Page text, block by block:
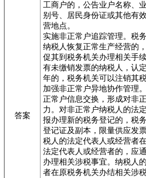
答案
工商户的，公告业户名称、
别号、居民身份证或其他有
营地点。
实施非正常户追踪管理。税
纳税人恢复正常生产经营的
促其到税务机关办理相关手
有未缴销发票的纳税人，认
年的，税务机关可以注销其
加强非正常户异地协作管理
正常户信息交换，形成对非
力。对非正常户纳税人的法
报办理新的税务登记的，税
登记证及副本，限量供应发
税人的法定代表人或经营者
法定代表人或经营者的，应
办理相关涉税事宜。纳税人
者在原税务机关办结相关涉